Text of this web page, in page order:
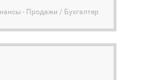
- Продажи / Бухгалтер